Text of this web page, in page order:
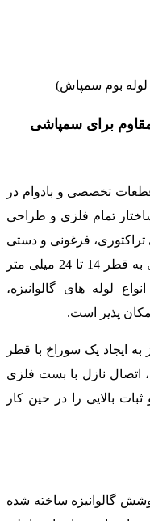
لوله بوم سمپاش)
برای سمپاشی
قطعات تخصصی و بادوام در
تمام فلزی و طراحی
فرغونی و دستی
ساخته شده است. این نازل با لوله هایی به قطر 14 تا 24 میلی متر
لوله های گالوانیزه،
پذیر است.
به ایجاد یک سوراخ با قطر
اتصال نازل با بست فلزی
بالایی را در حین کار
گالوانیزه ساخته شده